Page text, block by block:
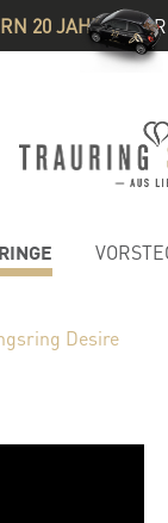
20 JAHRE&
Desire